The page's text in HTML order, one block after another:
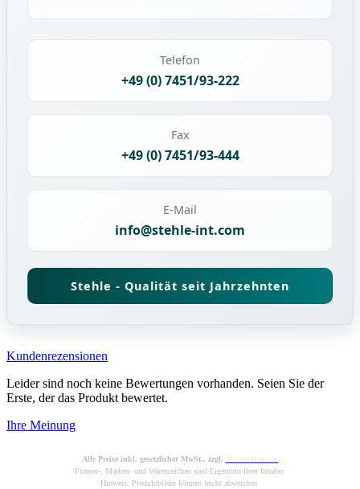
Telefon
+49 (0) 7451/93-222
Fax
+49 (0) 7451/93-444
E-Mail
info@stehle-int.com
Stehle - Qualität seit Jahrzehnten
Kundenrezensionen
Leider sind noch keine Bewertungen vorhanden. Seien Sie der
Erste, der das Produkt bewertet.
Ihre Meinung
Alle Preise inkl. gesetzlicher MwSt., zzgl. Versandkosten.
Firmen-, Marken- und Warenzeichen sind Eigentum ihrer Inhaber.
Hinweis: Produktbilder können leicht abweichen.